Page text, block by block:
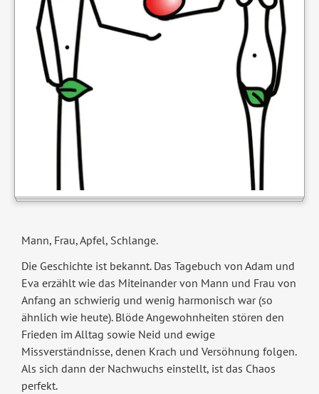
Mann, Frau, Apfel, Schlange.
Die Geschichte ist bekannt. Das Tagebuch von Adam und
Eva erzählt wie das Miteinander von Mann und Frau von
Anfang an schwierig und wenig harmonisch war (so
ähnlich wie heute). Blöde Angewohnheiten stören den
Frieden im Alltag sowie Neid und ewige
Missverständnisse, denen Krach und Versöhnung folgen.
Als sich dann der Nachwuchs einstellt, ist das Chaos
perfekt.